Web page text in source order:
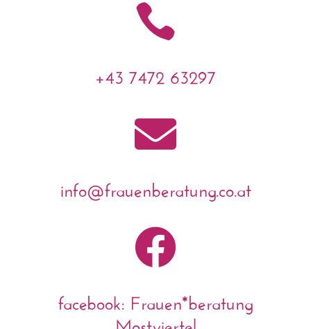

+43 7472 63297

info@frauenberatung.co.at

facebook: Frauen*beratung
Mostviertel